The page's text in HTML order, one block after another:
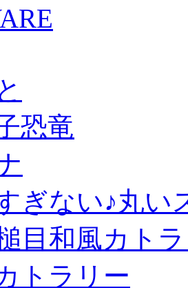
恐竜
ぎない♪丸い
目和風カト
トラリー